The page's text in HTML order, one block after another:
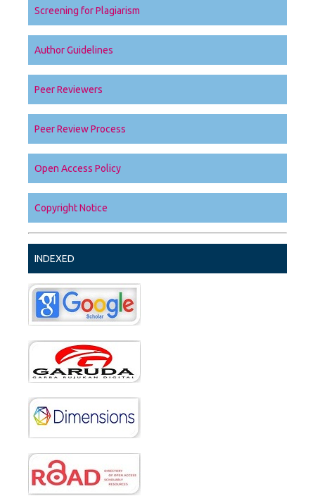
Screening for Plagiarism
Author Guidelines
Peer Reviewers
Peer Review Process
Open Access Policy
Copyright Notice
INDEXED